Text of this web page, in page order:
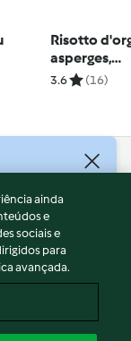
Risotto
asperges,
3.6 (16)
ainda
e
sociais e
para
avançada.